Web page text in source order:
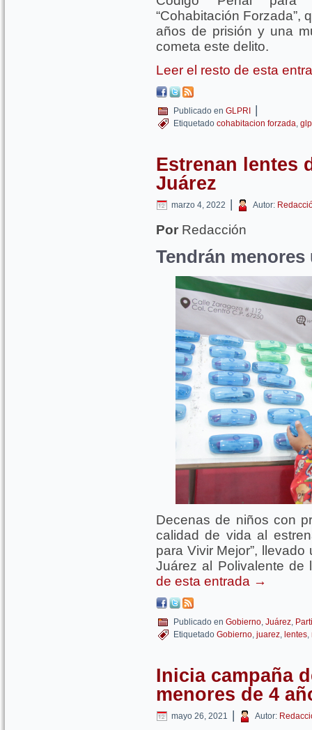
“Cohabitación Forzada”,
años de prisión y una
cometa este delito.
Leer el resto de esta
Publicado en GLPRI |
Etiquetado cohabitacion forzada,
Estrenan lentes
Juárez
marzo 4, 2022 | Autor:
Por Redacción
Tendrán
Decenas de niños con
calidad de vida al
para Vivir Mejor”,
Juárez al Polivalente
de esta entrada →
Publicado en Gobierno, Juárez,
Etiquetado Gobierno, juarez, lentes,
Inicia campaña
menores de 4
mayo 26, 2021 | Autor: